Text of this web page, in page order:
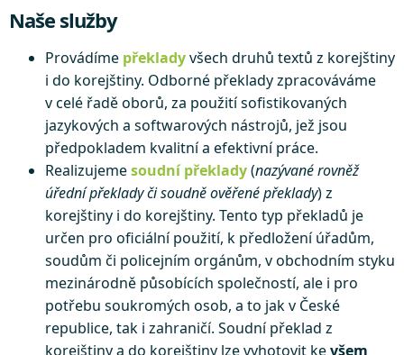
Naše služby
Provádíme překladyvšech druhů textů z korejštiny
i do korejštiny. Odborné překlady zpracováváme
v celé řadě oborů, za použití sofistikovaných
jazykových a softwarových nástrojů, jež jsou
předpokladem kvalitní a efektivní práce.
Realizujemesoudní překlady(nazývané rovněž
úřední překlady či soudně ověřené překlady) z
korejštiny i do korejštiny. Tento typ překladů je
určen pro oficiální použití, k předložení úřadům,
soudům či policejním orgánům, v obchodním styku
mezinárodně působících společností, ale i pro
potřebu soukromých osob, a to jak v České
republice, tak i zahraničí. Soudní překlad z
korejštiny a do korejštiny lze vyhotovit kevšem